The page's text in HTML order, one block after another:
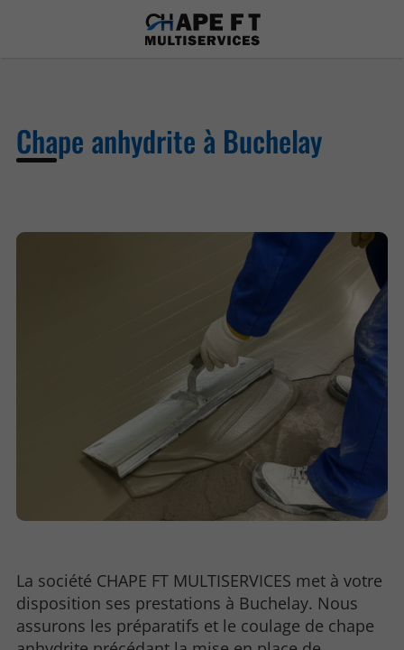
Chape anhydrite à Buchelay
La société CHAPE FT MULTISERVICES met à votre
disposition ses prestations à Buchelay. Nous
assurons les préparatifs et le coulage de chape